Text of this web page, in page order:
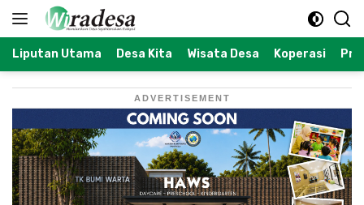
Langsung
Liputan Utama Desa Kita Wisata Desa Koperasi
ADVERTISEMENT